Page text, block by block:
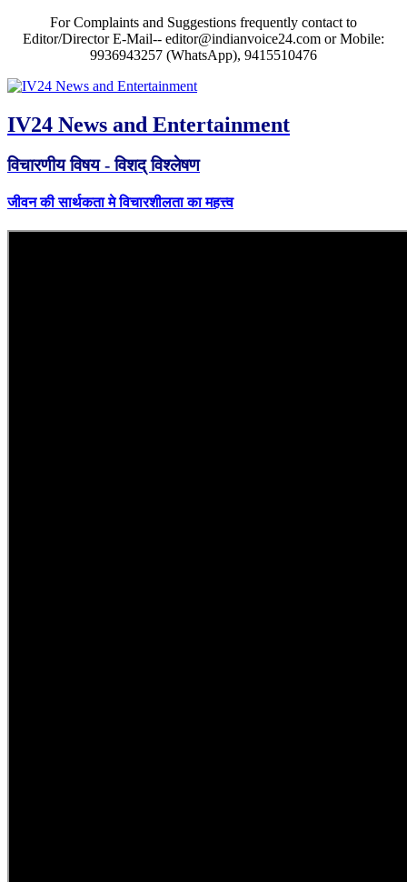
For Complaints and Suggestions frequently contact to
Editor/Director E-Mail-- editor@indianvoice24.com or Mobile:
9936943257 (WhatsApp), 9415510476
IV24 News and Entertainment
विचारणीय विषय - विशद् विश्लेषण
जीवन की सार्थकता मे विचारशीलता का महत्त्व